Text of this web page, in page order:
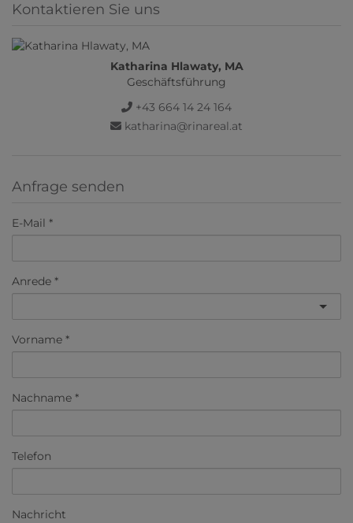
Kontaktieren Sie uns
Katharina Hlawaty, MA
Geschäftsführung
+43 664 14 24 164
katharina@rinareal.at
Anfrage senden
E-Mail
Anrede
Vorname
Nachname
Telefon
Nachricht